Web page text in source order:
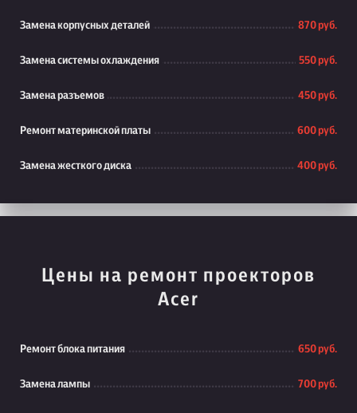
Замена корпусных деталей 870 руб.
Замена системы охлаждения 550 руб.
Замена разъемов 450 руб.
Ремонт материнской платы 600 руб.
Замена жесткого диска 400 руб.
Цены на ремонт проекторов
Acer
Ремонт блока питания 650 руб.
Замена лампы 700 руб.